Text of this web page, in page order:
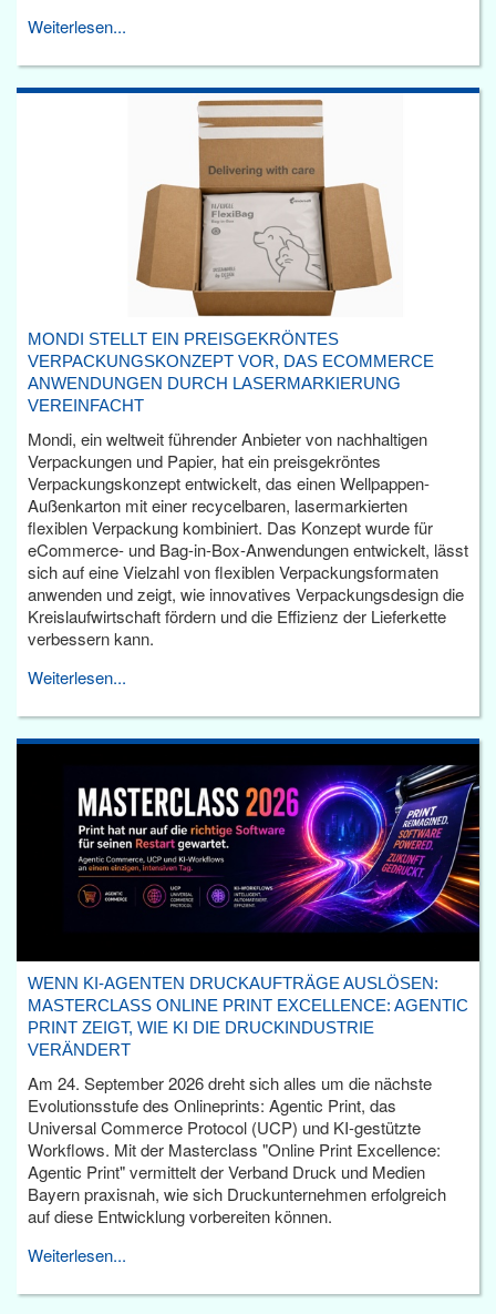
Weiterlesen...
MONDI STELLT EIN PREISGEKRÖNTES
VERPACKUNGSKONZEPT VOR, DAS ECOMMERCE
ANWENDUNGEN DURCH LASERMARKIERUNG
VEREINFACHT
Mondi, ein weltweit führender Anbieter von nachhaltigen
Verpackungen und Papier, hat ein preisgekröntes
Verpackungskonzept entwickelt, das einen Wellpappen-
Außenkarton mit einer recycelbaren, lasermarkierten
flexiblen Verpackung kombiniert. Das Konzept wurde für
eCommerce- und Bag-in-Box-Anwendungen entwickelt, lässt
sich auf eine Vielzahl von flexiblen Verpackungsformaten
anwenden und zeigt, wie innovatives Verpackungsdesign die
Kreislaufwirtschaft fördern und die Effizienz der Lieferkette
verbessern kann.
Weiterlesen...
WENN KI-AGENTEN DRUCKAUFTRÄGE AUSLÖSEN:
MASTERCLASS ONLINE PRINT EXCELLENCE: AGENTIC
PRINT ZEIGT, WIE KI DIE DRUCKINDUSTRIE
VERÄNDERT
Am 24. September 2026 dreht sich alles um die nächste
Evolutionsstufe des Onlineprints: Agentic Print, das
Universal Commerce Protocol (UCP) und KI-gestützte
Workflows. Mit der Masterclass "Online Print Excellence:
Agentic Print" vermittelt der Verband Druck und Medien
Bayern praxisnah, wie sich Druckunternehmen erfolgreich
auf diese Entwicklung vorbereiten können.
Weiterlesen...